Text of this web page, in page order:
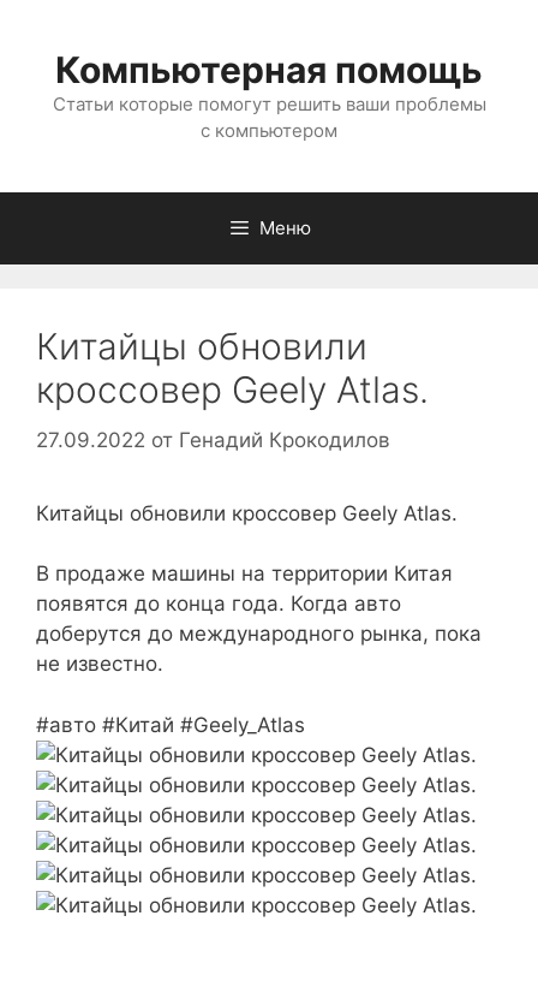
содержимому
Компьютерная помощь
Статьи которые помогут решить ваши проблемы
с компьютером
Меню
Китайцы обновили
кроссовер Geely Atlas.
27.09.2022 от Генадий Крокодилов
Китайцы обновили кроссовер Geely Atlas.
В продаже машины на территории Китая
появятся до конца года. Когда авто
доберутся до международного рынка, пока
не известно.
#авто #Китай #Geely_Atlas